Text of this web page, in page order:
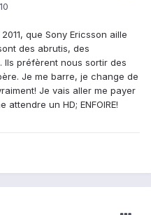
que Sony Ericsson aille
des abrutis, des
Ils préfèrent nous sortir des
Je me barre, je change de
Je vais aller me payer
un HD; ENFOIRE!